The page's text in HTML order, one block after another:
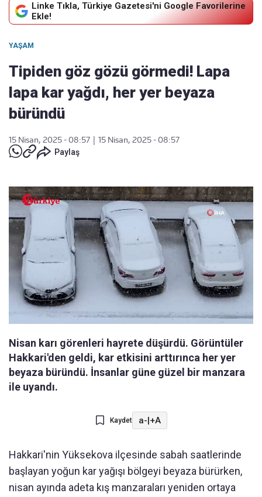
Linke Tıkla, Türkiye Gazetesi'ni Google Favorilerine
Ekle!
YAŞAM
Tipiden göz gözü görmedi! Lapa
lapa kar yağdı, her yer beyaza
büründü
15 Nisan, 2025 - 08:57
15 Nisan, 2025 - 08:57
Paylaş
Nisan karı görenleri hayrete düşürdü. Görüntüler
Hakkari'den geldi, kar etkisini arttırınca her yer
beyaza büründü. İnsanlar güne güzel bir manzara
ile uyandı.
Kaydet a-|+A
Hakkari'nin Yüksekova ilçesinde sabah saatlerinde
başlayan yoğun kar yağışı bölgeyi beyaza bürürken,
nisan ayında adeta kış manzaraları yeniden ortaya